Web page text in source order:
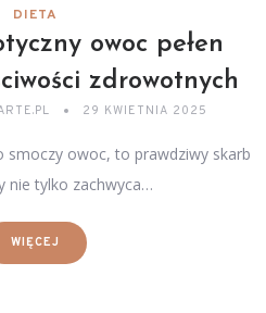
DIETA
owoc pełen
zdrowotnych
29 KWIETNIA 2025
smoczy owoc, to prawdziwy skarb
nie tylko zachwyca…
WIĘCEJ